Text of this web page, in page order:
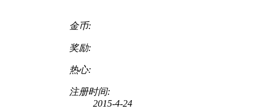
金币:
奖励:
热心:
注册时间:
2015-4-24